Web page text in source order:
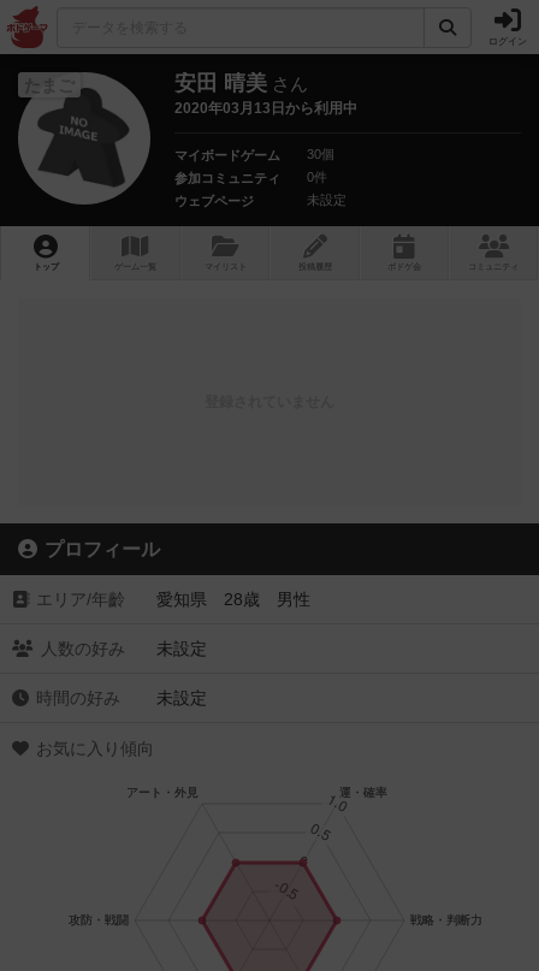
ログイン
たまご 安田 晴美 さん
2020年03月13日から利用中
マイボードゲーム
30個
参加コミュニティ
0件
ウェブページ
未設定
トップ ゲーム一覧 マイリスト 投稿履歴 ボ ドゲ コミュニティ
プロフィール
エリア/年齡 愛知県 28歳 男性
人数の好み 未設定
時間の好み 未設定
お気に入り傾向